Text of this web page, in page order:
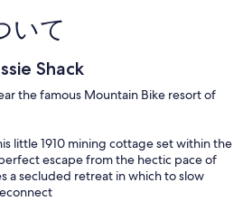
いて
Shack
the famous Mountain Bike resort of
little 1910 mining cottage set within the
escape from the hectic pace of
a secluded retreat in which to slow